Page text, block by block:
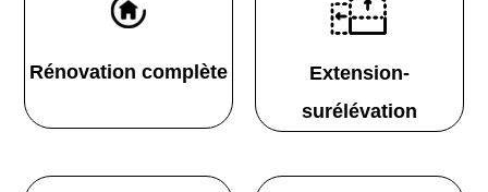
Rénovation complète
Extension-
surélévation